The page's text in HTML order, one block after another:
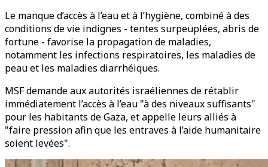
Le manque d’accès à l’eau et à l’hygiène, combiné à des
conditions de vie indignes - tentes surpeuplées, abris de
fortune - favorise la propagation de maladies,
notamment les infections respiratoires, les maladies de
peau et les maladies diarrhéiques.
MSF demande aux autorités israéliennes de rétablir
immédiatement l’accès à l’eau "à des niveaux suffisants"
pour les habitants de Gaza, et appelle leurs alliés à
"faire pression afin que les entraves à l’aide humanitaire
soient levées".